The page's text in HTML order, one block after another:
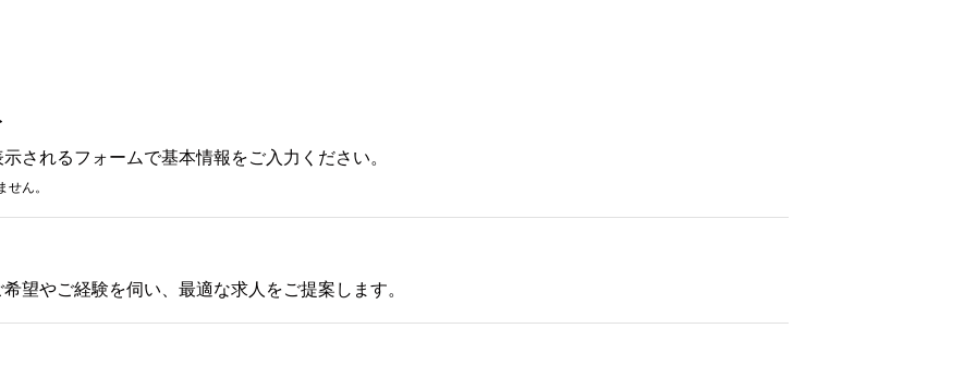
されるフォームで基本情報をご入力ください。
ん。
望やご経験を伺い、最適な求人をご提案します。